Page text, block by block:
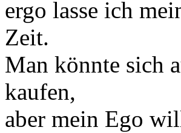
ergo lasse ich
Zeit.
Man könnte sich
kaufen,
aber mein Ego